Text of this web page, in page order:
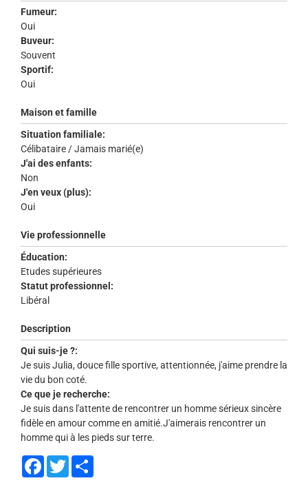
Fumeur:
Oui
Buveur:
Souvent
Sportif:
Oui
Maison et famille
Situation familiale:
Célibataire / Jamais marié(e)
J'ai des enfants:
Non
J'en veux (plus):
Oui
Vie professionnelle
Éducation:
Etudes supérieures
Statut professionnel:
Libéral
Description
Qui suis-je ?:
Je suis Julia, douce fille sportive, attentionnée, j'aime prendre la
vie du bon coté.
Ce que je recherche:
Je suis dans l'attente de rencontrer un homme sérieux sincère
fidèle en amour comme en amitié.J'aimerais rencontrer un
homme qui à les pieds sur terre.
Facebook
Twitter